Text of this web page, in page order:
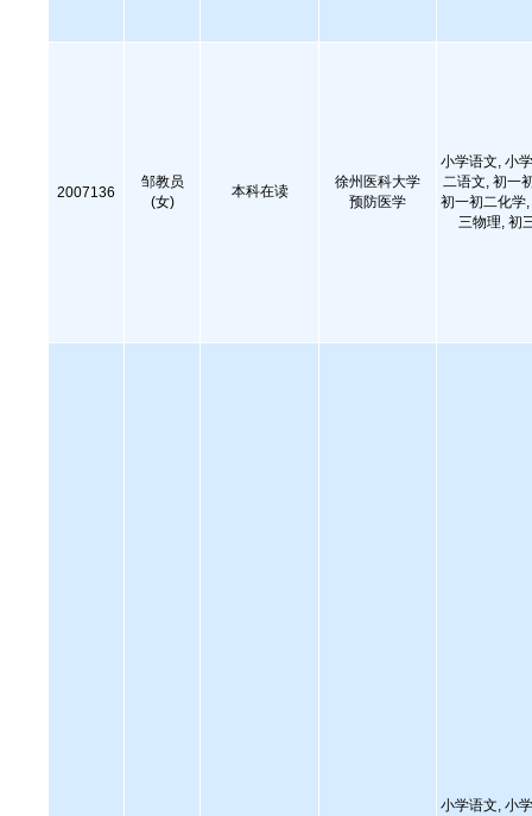
2007136
邹教员
(女)
本科在读
徐州医科大学
预防医学
小学语文, 小
二语文, 初一
初一初二化学
三物理, 初
小学语文, 小